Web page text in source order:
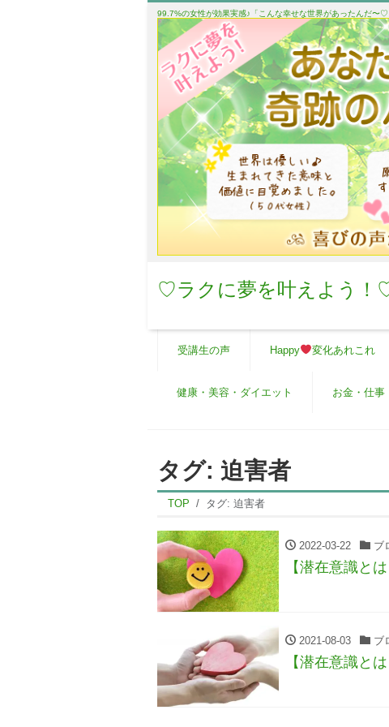
99.7%の女性が効果実感♪「こんな幸せな世界があったんだ〜
♡ラクに夢を叶えよう！
受講生の声 Happy 変化あれこれ
健康・美容・ダイエット お金・仕事
タグ: 迫害者
TOP タグ: 迫害者
2022-03-22 ブ
【潜在意識と
2021-08-03 ブ
【潜在意識と